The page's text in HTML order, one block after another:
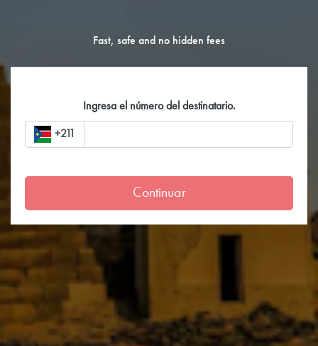
Fast, safe and no hidden fees
Ingresa el número del destinatario.
+211
Continuar